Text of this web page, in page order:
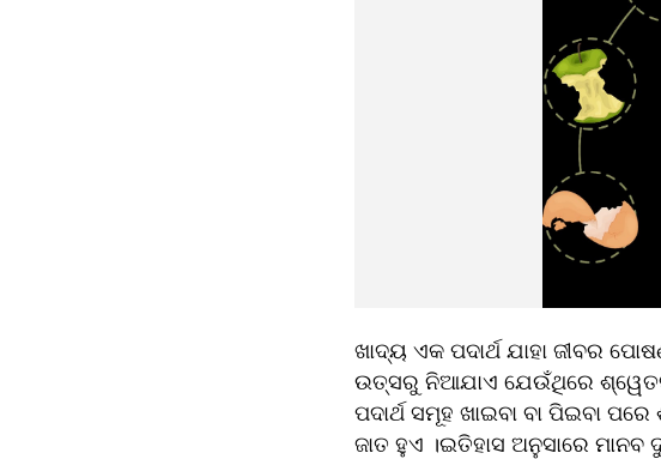
ଖାଦ୍ୟ ଏକ ପଦାର୍ଥ ଯାହା ଜୀବର
ଉତ୍ସରୁ ନିଆଯାଏ ଯେଉଁଥିରେ
ପଦାର୍ଥ ସମୂହ ଖାଇବା ବା ପିଇବା
ଜାତ ହୁଏ ।ଇତିହାସ ଅନୁସାରେ